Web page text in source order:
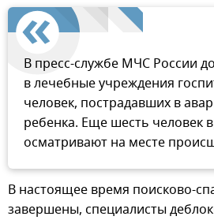
В пресс-службе МЧС России
в лечебные учреждения
человек, пострадавших в
ребенка. Еще шесть человек
осматривают на месте
В настоящее время поисково-
завершены, специалисты